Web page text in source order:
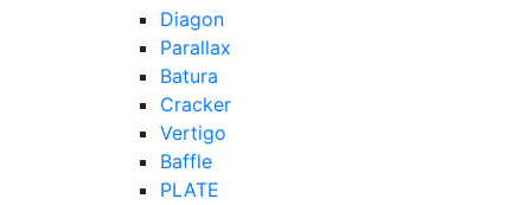
Diagon
Parallax
Batura
Cracker
Vertigo
Baffle
PLATE